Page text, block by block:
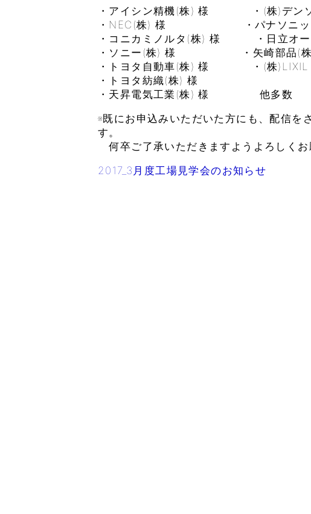
・アイシン精機(株) 様 ・(株)デン
・NEC(株) 様 ・パナソニッ
・コニカミノルタ(株) 様 ・日立オー
・ソニー(株) 様 ・矢崎部品(株
・トヨタ自動車(株) 様 ・(株)LIXIL
・トヨタ紡織(株) 様
・天昇電気工業(株) 様 他多数
※既にお申込みいただいた方にも、配信を
す。
何卒ご了承いただきますようよろしくお
2017_3月度工場見学会のお知らせ